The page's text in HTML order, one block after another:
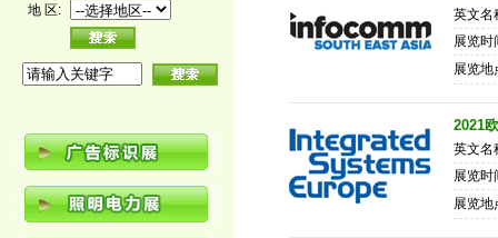
地 区:
英文名
展览
展览
2021
英文名
展览
展览地